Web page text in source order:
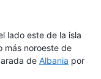
lado este de la isla
más noroeste de
de Albania por